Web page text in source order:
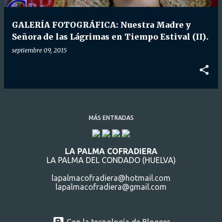
GALERÍA FOTOGRÁFICA: Nuestra Madre y
Señora de las Lágrimas en Tiempo Estival (II).
septiembre 09, 2015
MÁS ENTRADAS
LA PALMA COFRADIERA
LA PALMA DEL CONDADO (HUELVA)
lapalmacofradiera@hotmail.com
lapalmacofradiera@gmail.com